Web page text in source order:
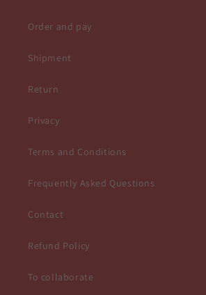
Order and pay
Shipment
Return
Privacy
Terms and Conditions
Frequently Asked Questions
Contact
Refund Policy
To collaborate